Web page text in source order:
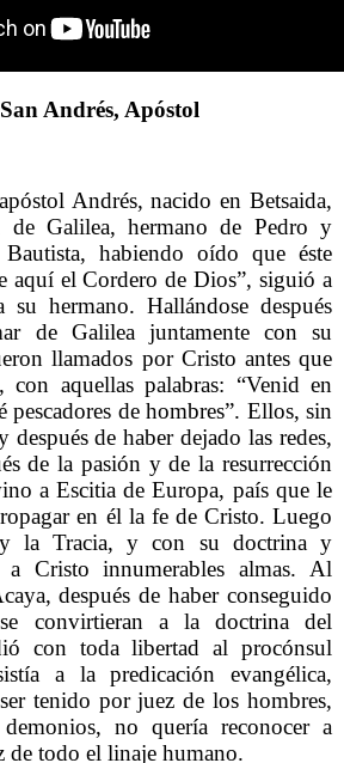
Andrés, Apóstol
Andrés, nacido en Betsaida,
de Galilea, hermano de Pedro y
habiendo oído que éste
aquí el Cordero de Dios”, siguió a
hermano. Hallándose después
de Galilea juntamente con su
llamados por Cristo antes que
con aquellas palabras: “Venid en
pescadores de hombres”. Ellos, sin
después de haber dejado las redes,
de la pasión y de la resurrección
a Escitia de Europa, país que le
en él la fe de Cristo. Luego
la Tracia, y con su doctrina y
Cristo innumerables almas. Al
después de haber conseguido
convirtieran a la doctrina del
con toda libertad al procónsul
a la predicación evangélica,
tenido por juez de los hombres,
no quería reconocer a
de todo el linaje humano.